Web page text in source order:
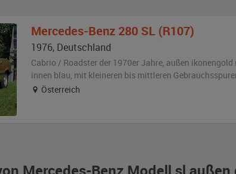
Mercedes-Benz 280 SL (R107)
1976, Deutschland
Cabrio / Roadster der 1970er Jahre, außen ikonengold
innen blau, mit kleineren bis mittleren
Österreich